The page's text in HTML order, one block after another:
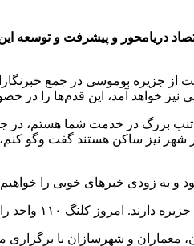
دریامحور و پیشرفت و توسعه
خبری شباویز به نقل از ایرنا، «فرزانه صادق» عصر سه شنبه ۱۵
نیز خواهد آمد، این قدم‌ها را
بزرگ در خدمت شما هستم، در
در شهر نیز ساکن هستند گفت
زودی خبرهای خوبی را خواهیم
برای واحدهای بعدی است.
داریم که از جامعه متخصصان، معماران و